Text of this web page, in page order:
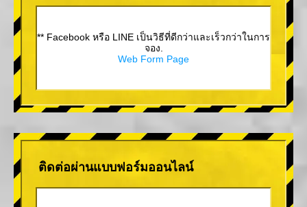
** Facebook หรือ LINE เป็นวิธีที่ดีกว่าและเร็วกว่าในการ
จอง.
Web Form Page
ติดต่อผ่านแบบฟอร์มออนไลน์